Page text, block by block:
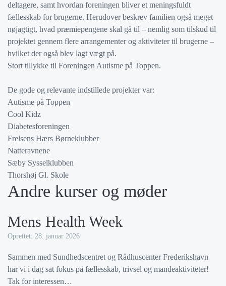
deltagere, samt hvordan foreningen bliver et meningsfuldt
fællesskab for brugerne. Herudover beskrev familien også meget
nøjagtigt, hvad præmiepengene skal gå til – nemlig som tilskud til
projektet gennem flere arrangementer og aktiviteter til brugerne –
hvilket der også blev lagt vægt på.
Stort tillykke til Foreningen Autisme på Toppen.
De gode og relevante indstillede projekter var:
Autisme på Toppen
Cool Kidz
Diabetesforeningen
Frelsens Hærs Børneklubber
Natteravnene
Sæby Sysselklubben
Thorshøj Gl. Skole
Andre kurser og møder
Mens Health Week
Oprettet: 28. januar 2026
Sammen med Sundhedscentret og Rådhuscenter Frederikshavn
har vi i dag sat fokus på fællesskab, trivsel og mandeaktiviteter!
Tak for interessen…